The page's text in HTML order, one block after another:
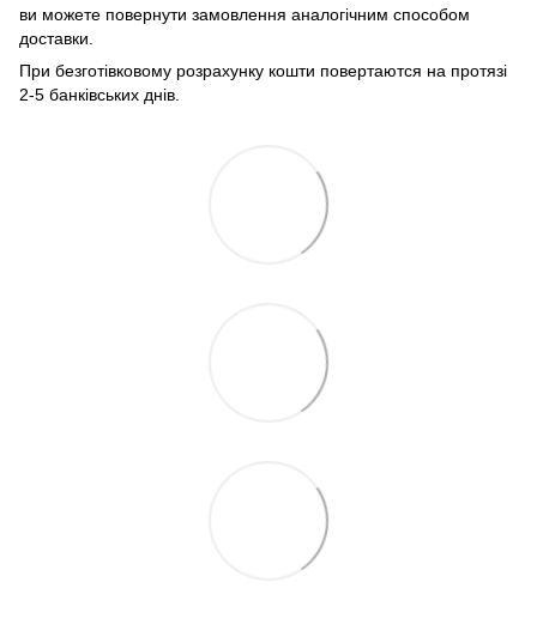
ви можете повернути замовлення аналогічним способом
доставки.
При безготівковому розрахунку кошти повертаются на протязі
2-5 банківських днів.